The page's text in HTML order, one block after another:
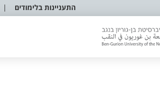
התעניינות בלימודים